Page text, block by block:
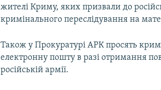
жителі Криму, яких призвали до
кримінального переслідування на
Також у Прокуратурі АРК просять
електронну пошту в разі отримання
російській армії.